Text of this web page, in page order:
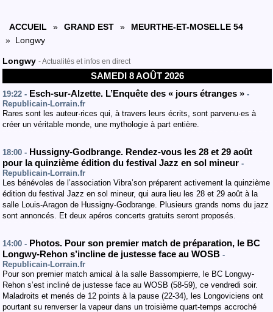
ACCUEIL » GRAND EST »
MEURTHE-ET-MOSELLE 54
» Longwy
Longwy - Actualités et infos en direct
SAMEDI 8 AOÛT 2026
19:22 - Esch-sur-Alzette. L’Enquête des « jours étranges » -
Republicain-Lorrain.fr
Rares sont les auteur·rices qui, à travers leurs écrits, sont parvenu·es à
créer un véritable monde, une mythologie à part entière.
18:00 - Hussigny-Godbrange. Rendez-vous les 28 et 29 août
pour la quinzième édition du festival Jazz en sol mineur -
Republicain-Lorrain.fr
Les bénévoles de l’association Vibra’son préparent activement la quinzième
édition du festival Jazz en sol mineur, qui aura lieu les 28 et 29 août à la
salle Louis-Aragon de Hussigny-Godbrange. Plusieurs grands noms du jazz
sont annoncés. Et deux apéros concerts gratuits seront proposés.
14:00 - Photos. Pour son premier match de préparation, le BC
Longwy-Rehon s’incline de justesse face au WOSB -
Republicain-Lorrain.fr
Pour son premier match amical à la salle Bassompierre, le BC Longwy-
Rehon s’est incliné de justesse face au WOSB (58-59), ce vendredi soir.
Maladroits et menés de 12 points à la pause (22-34), les Longoviciens ont
pourtant su renverser la vapeur dans un troisième quart-temps accroché